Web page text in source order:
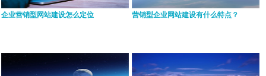
企业营销型网站建设怎么定位 营销型企业网站建设有什么特点？